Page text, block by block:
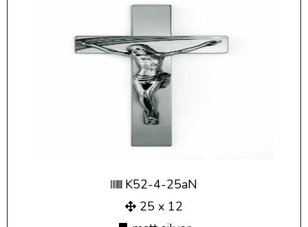
K52-4-25aN
25 x 12